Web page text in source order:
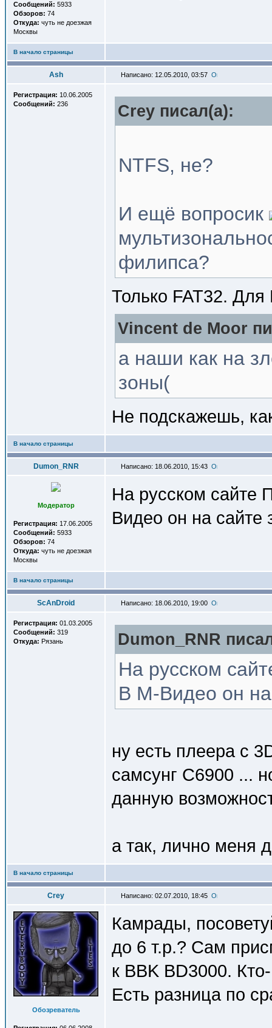
Сообщений: 5933
Обзоров: 74
Откуда: чуть не доезжая
Москвы
В начало страницы
Ash Написано: 12.05.2010, 03:57
Регистрация: 10.06.2005
Сообщений: 236 Crey писал(a):
NTFS, не?
И ещё вопросик
филипса?
Только FAT32. Для
Vincent de Moor
а наши как на
зоны(
Не подскажешь,
В начало страницы
Dumon_RNR Написано: 18.06.2010, 15:43
Модератор
Регистрация: 17.06.2005
Сообщений: 5933
Обзоров: 74
Откуда: чуть не доезжая
Москвы
На русском сайте
Видео он на сайте
В начало страницы
ScAnDroid Написано: 18.06.2010, 19:00
Регистрация: 01.03.2005
Сообщений: 319
Откуда: Рязань Dumon_RNR
На русском
В М-Видео он на
ну есть плеера с
самсунг C6900 ...
данную
а так, лично меня
В начало страницы
Crey Написано: 02.07.2010, 18:45
Обозреватель
Камрады,
до 6 т.р.? Сам
к BBK BD3000.
Есть разница по